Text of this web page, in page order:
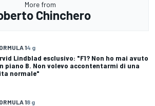
More from
Chinchero
14 g
Lindblad esclusivo: "F1? Non ho mai avuto
piano B. Non volevo accontentarmi di una
normale"
18 g